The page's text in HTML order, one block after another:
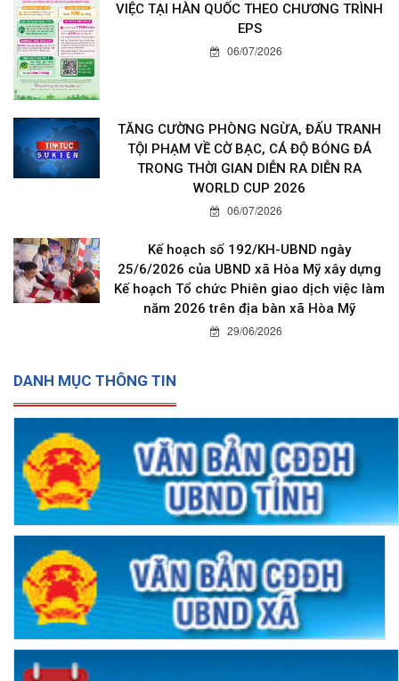
VIỆC TẠI HÀN QUỐC THEO CHƯƠNG TRÌNH
EPS
06/07/2026
TĂNG CƯỜNG PHÒNG NGỪA, ĐẤU TRANH
TỘI PHẠM VỀ CỜ BẠC, CÁ ĐỘ BÓNG ĐÁ
TRONG THỜI GIAN DIỄN RA DIỄN RA
WORLD CUP 2026
06/07/2026
Kế hoạch số 192/KH-UBND ngày
25/6/2026 của UBND xã Hòa Mỹ xây dựng
Kế hoạch Tổ chức Phiên giao dịch việc làm
năm 2026 trên địa bàn xã Hòa Mỹ
29/06/2026
DANH MỤC THÔNG TIN